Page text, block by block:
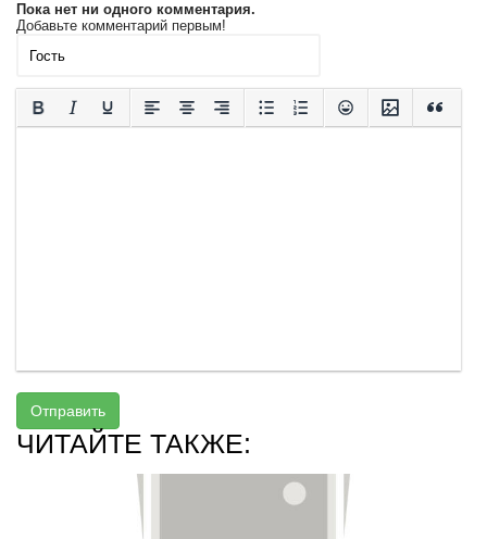
Пока нет ни одного комментария.
Добавьте комментарий первым!
Отправить
ЧИТАЙТЕ ТАКЖЕ: